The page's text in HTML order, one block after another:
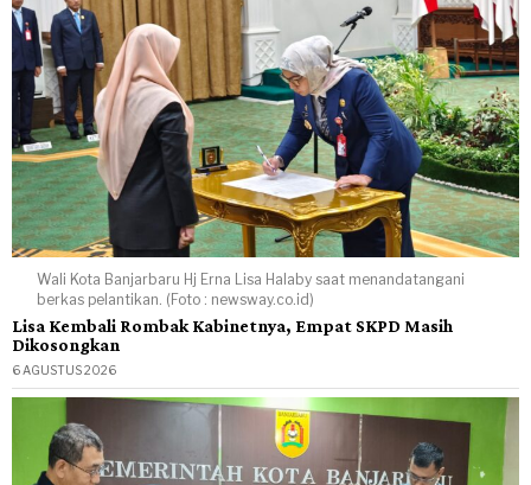
Wali Kota Banjarbaru Hj Erna Lisa Halaby saat menandatangani
berkas pelantikan. (Foto : newsway.co.id)
Lisa Kembali Rombak Kabinetnya, Empat SKPD Masih
Dikosongkan
6 AGUSTUS 2026